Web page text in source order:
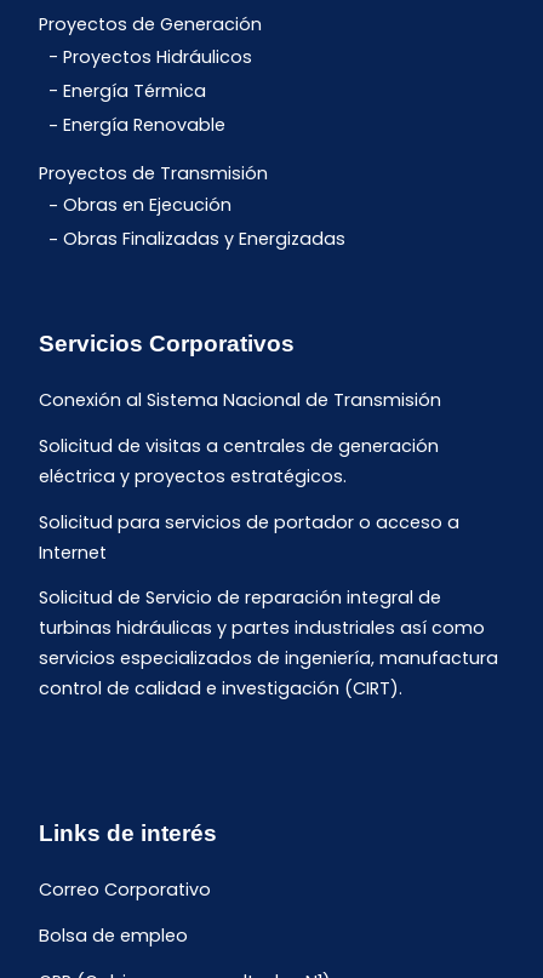
Proyectos de Generación
Proyectos Hidráulicos
Energía Térmica
Energía Renovable
Proyectos de Transmisión
Obras en Ejecución
Obras Finalizadas y Energizadas
Servicios Corporativos
Conexión al Sistema Nacional de Transmisión
Solicitud de visitas a centrales de generación
eléctrica y proyectos estratégicos.
Solicitud para servicios de portador o acceso a
Internet
Solicitud de Servicio de reparación integral de
turbinas hidráulicas y partes industriales así como
servicios especializados de ingeniería, manufactura
control de calidad e investigación (CIRT).
Links de interés
Correo Corporativo
Bolsa de empleo